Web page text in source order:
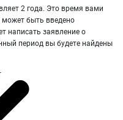
2 года. Это время вами
может быть введено
написать заявление о
период вы будете найдены